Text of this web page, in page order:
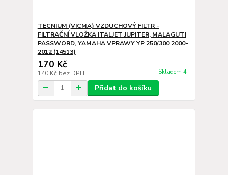
TECNIUM (VICMA) VZDUCHOVÝ FILTR -
FILTRAČNÍ VLOŽKA ITALJET JUPITER, MALAGUTI
PASSWORD, YAMAHA VPRAWY YP 250/300 2000-
2012 (14513)
170 Kč
140 Kč bez DPH Skladem 4
Přidat do košíku